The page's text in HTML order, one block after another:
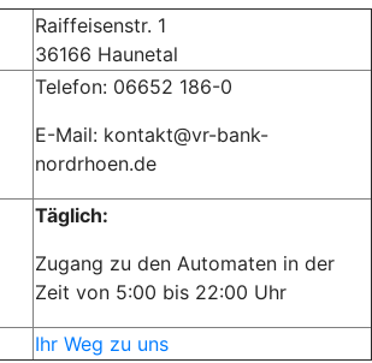
Raiffeisenstr. 1
36166 Haunetal
Telefon: 06652 186-0
E-Mail: kontakt@vr-bank-
nordrhoen.de
Täglich:
Zugang zu den Automaten in der
Zeit von 5:00 bis 22:00 Uhr
Ihr Weg zu uns